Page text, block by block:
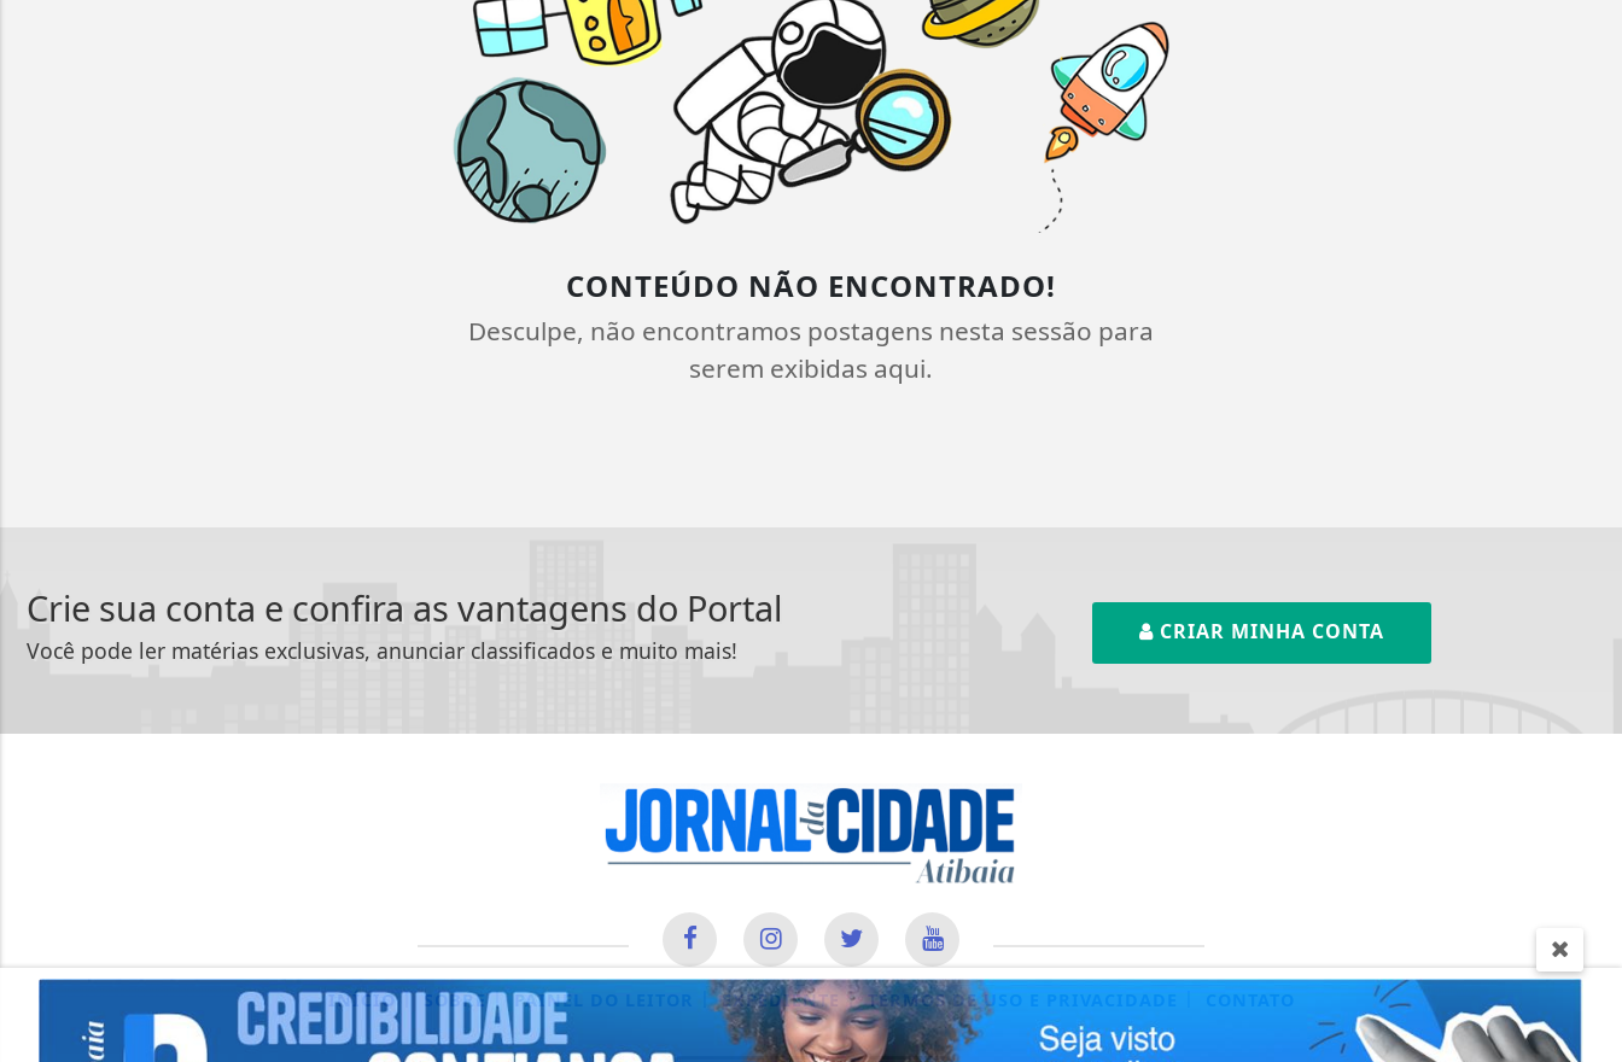
CONTEÚDO NÃO ENCONTRADO!
Desculpe, não encontramos postagens nesta sessão para
serem exibidas aqui.
Crie sua conta e confira as vantagens do Portal
Você pode ler matérias exclusivas, anunciar classificados e muito mais!
CRIAR MINHA CONTA
INÍCIO | SOBRE | PAINEL DO LEITOR | EXPEDIENTE | TERMOS DE USO E PRIVACIDADE